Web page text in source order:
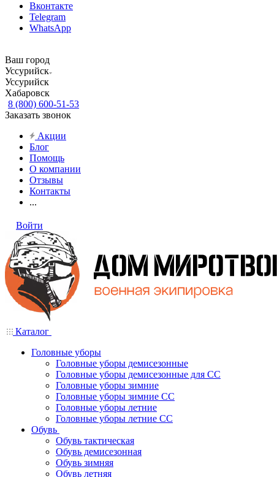
Вконтакте
Telegram
WhatsApp
Ваш город
Уссурийск
Уссурийск
Хабаровск
8 (800) 600-51-53
Заказать звонок
Акции
Блог
Помощь
О компании
Отзывы
Контакты
...
Войти
Каталог
Головные уборы
Головные уборы демисезонные
Головные уборы демисезонные для СС
Головные уборы зимние
Головные уборы зимние СС
Головные уборы летние
Головные уборы летние СС
Обувь
Обувь тактическая
Обувь демисезонная
Обувь зимняя
Обувь летняя